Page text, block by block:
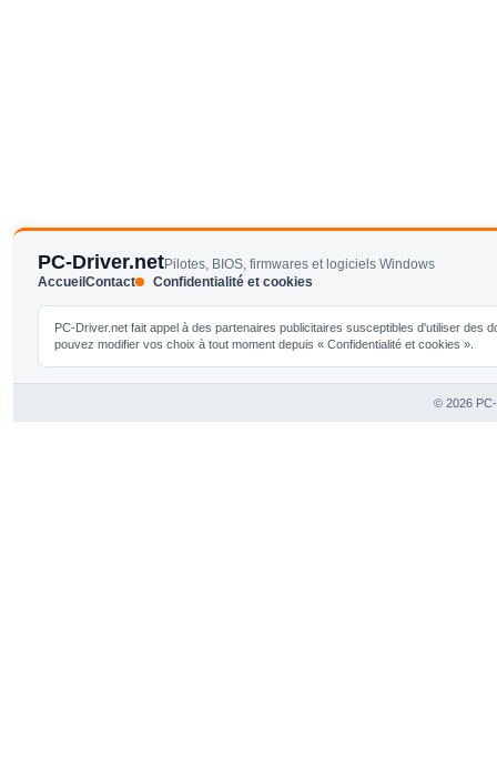
PC-Driver.netPilotes, BIOS, firmwares et logiciels Windows
AccueilContact Confidentialité et cookies
PC-Driver.net fait appel à des partenaires publicitaires susceptibles d'utiliser
pouvez modifier vos choix à tout moment depuis « Confidentialité et cookies ».
© 2026